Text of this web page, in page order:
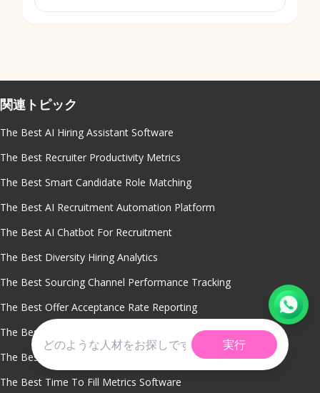
実行
関連トピック
The Best AI Hiring Assistant Software
The Best Recruiter Productivity Metrics
The Best Smart Candidate Role Matching
The Best AI Recruitment Automation Platform
The Best AI Chatbot For Recruitment
The Best Diversity Hiring Analytics
The Best Sourcing Channel Performance Tracking
The Best Offer Acceptance Rate Reporting
The Best Predictive Hiring Analytics
The Best Candidate Quality Analytics
The Best Time To Fill Metrics Software